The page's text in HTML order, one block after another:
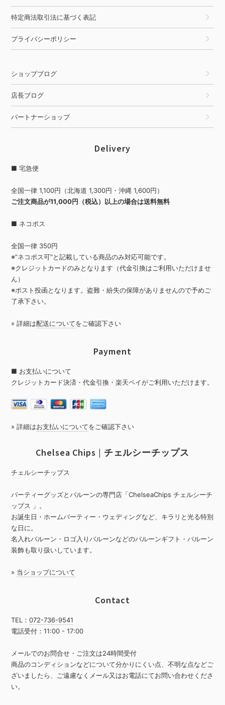
特定商法取引法に基づく表記
プライバシーポリシー
ショップブログ
店長ブログ
パートナーショップ
Delivery
■ 宅急便
全国一律 1,100円（北海道 1,300円・沖縄 1,600円）
ご注文商品が11,000円（税込）以上の場合は送料無料
■ ネコポス
全国一律 350円
※”ネコポス可”と記載している商品のみ対応可能です。
※クレジットカードのみとなります（代金引換はご利用いただけませ
ん）
※ポスト投函となります。盗難・紛失の保障がありませんので予めご
了承下さい。
» 詳細は配送についてをご確認下さい
Payment
■ お支払いについて
クレジットカード決済・代金引換・楽天ペイがご利用いただけます。
» 詳細はお支払いについてをご確認下さい
Chelsea Chips | チェルシーチップス
チェルシーチップス
パーティーグッズとバルーンの専門店「ChelseaChips チェルシーチ
ップス 」。
お誕生日・ホームパーティー・ウェディングなど、キラリと光る特別
な日に。
名入れバルーン・ロゴ入りバルーンなどのバルーンギフト・バルーン
装飾も取り扱いしています。
» 当ショップについて
Contact
TEL：072-736-9541
電話受付：11:00 - 17:00
メールでのお問合せ・ご注文は24時間受付
商品のコンディションなどについて分かりにくい点、不明な点などご
ざいましたら、ご遠慮なくメール又はお電話にてお問い合わせくださ
い。